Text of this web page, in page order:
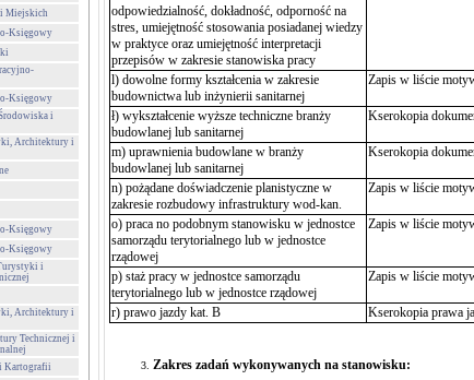
Miejskich
Księgowy
Księgowy
i
Architektury i
Księgowy
Księgowy
i
Architektury i
Technicznej i
Kartografii
odpowiedzialność, dokładność, odporność na
stres, umiejętność stosowania posiadanej wiedzy
w praktyce oraz umiejętność interpretacji
przepisów w zakresie stanowiska pracy
l) dowolne formy kształcenia w zakresie
budownictwa lub inżynierii sanitarnej
Zapis w liście
ł) wykształcenie wyższe techniczne branży
budowlanej lub sanitarnej
Kserokopia
m) uprawnienia budowlane w branży
budowlanej lub sanitarnej
Kserokopia
n) pożądane doświadczenie planistyczne w
zakresie rozbudowy infrastruktury wod-kan.
Zapis w liście
o) praca no podobnym stanowisku w jednostce
samorządu terytorialnego lub w jednostce
rządowej
Zapis w liście
p) staż pracy w jednostce samorządu
terytorialnego lub w jednostce rządowej
Zapis w liście
r) prawo jazdy kat. B Kserokopia prawa
Zakres zadań wykonywanych na stanowisku: